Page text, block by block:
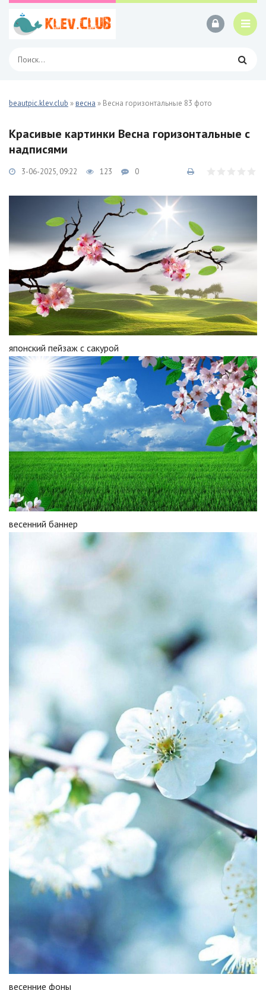
beautpic.klev.club »весна » Весна горизонтальные 83 фото
Красивые картинки Весна горизонтальные с
надписями
3-06-2025, 09:22 123 0
японский пейзаж с сакурой
весенний баннер
весенние фоны